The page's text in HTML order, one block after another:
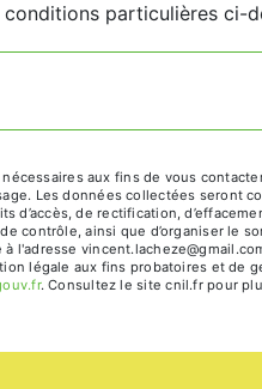
particulières ci-
aux fins de vous
Les données collectées seront
d’accès, de rectification,
contrôle, ainsi que d’organiser
l'adresse
légale aux fins probatoires et de
. Consultez le site cnil.fr pour